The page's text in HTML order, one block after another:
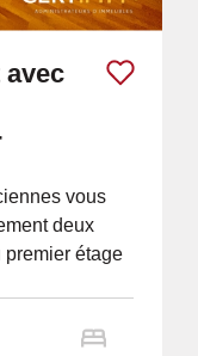
avec
vous
deux
premier étage
à